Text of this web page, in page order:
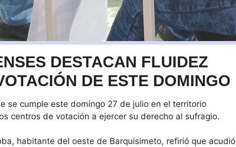
DESTACAN FLUIDEZ
DE ESTE DOMINGO
se cumple este domingo 27 de julio en el territorio
centros de votación a ejercer su derecho al sufragio.
habitante del oeste de Barquisimeto, refirió que acudió